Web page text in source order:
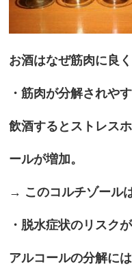
お酒はなぜ筋肉に良
・筋肉が分解されや
飲酒するとストレス
ールが増加。
→ このコルチゾール
・脱水症状のリスク
アルコールの分解に